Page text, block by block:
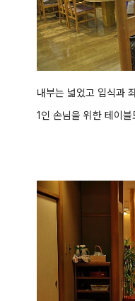
내부는 넓었고 입식과
1인 손님을 위한 테이